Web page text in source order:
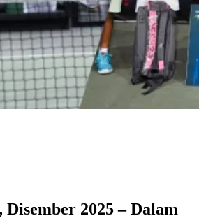
2025– Dalam